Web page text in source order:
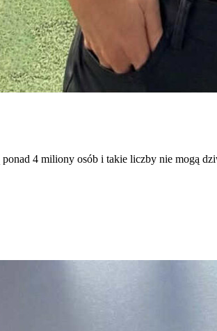
4 miliony osób i takie liczby nie mogą